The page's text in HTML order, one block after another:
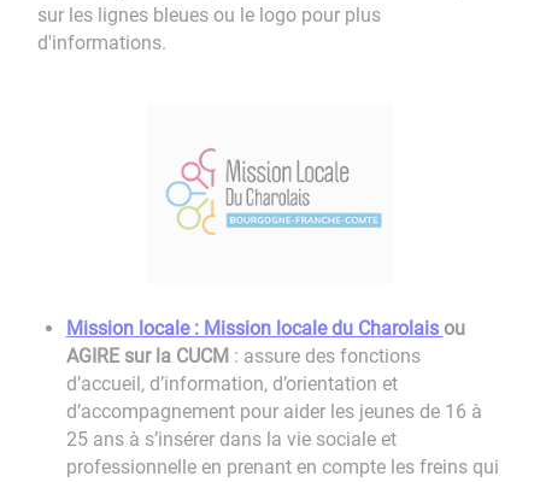
sur les lignes bleues ou le logo pour plus
d'informations.
Mission locale : Mission locale du Charolais ou
AGIRE sur la CUCM ​: assure des fonctions
d’accueil, d’information, d’orientation et
d’accompagnement pour aider les jeunes de 16 à
25 ans à s’insérer dans la vie sociale et
professionnelle en prenant en compte les freins qui